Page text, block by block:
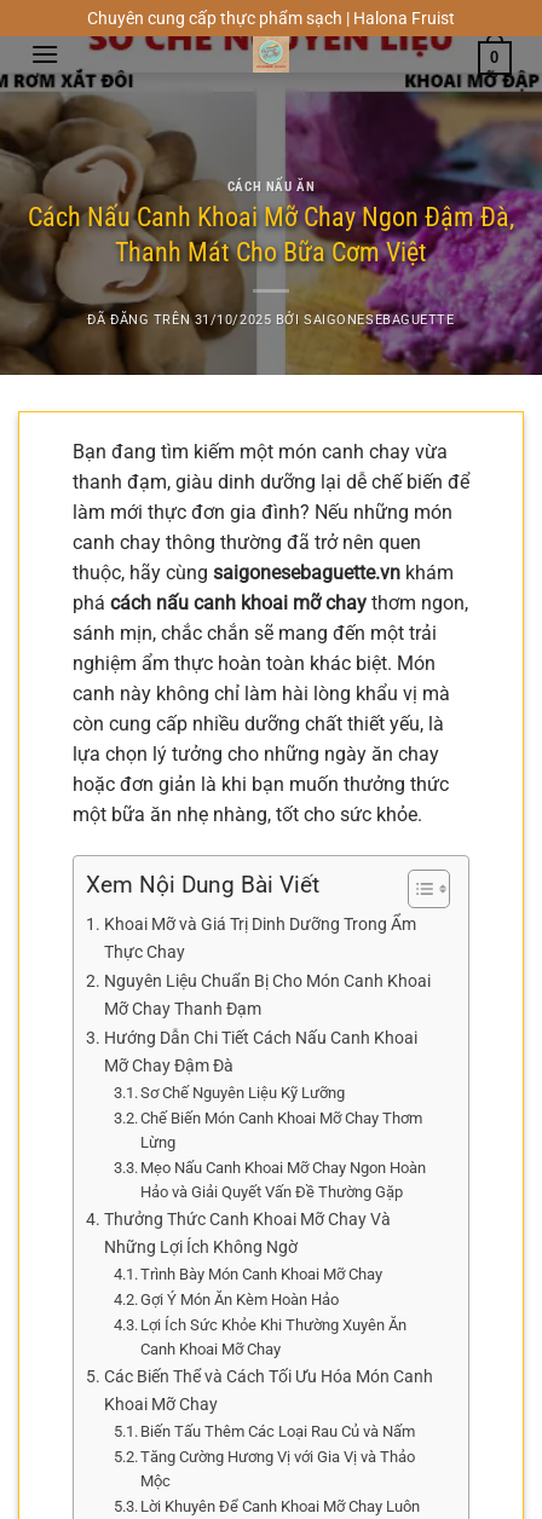
đến
nội
dung
Chuyên cung cấp thực phẩm sạch | Halona Fruist
0
CÁCH NẤU ĂN
Cách Nấu Canh Khoai Mỡ Chay Ngon Đậm Đà,
Thanh Mát Cho Bữa Cơm Việt
ĐÃ ĐĂNG TRÊN31/10/2025 BỞISAIGONESEBAGUETTE
Bạn đang tìm kiếm một món canh chay vừa
thanh đạm, giàu dinh dưỡng lại dễ chế biến để
làm mới thực đơn gia đình? Nếu những món
canh chay thông thường đã trở nên quen
thuộc, hãy cùng saigonesebaguette.vn khám
phá cách nấu canh khoai mỡ chay thơm ngon,
sánh mịn, chắc chắn sẽ mang đến một trải
nghiệm ẩm thực hoàn toàn khác biệt. Món
canh này không chỉ làm hài lòng khẩu vị mà
còn cung cấp nhiều dưỡng chất thiết yếu, là
lựa chọn lý tưởng cho những ngày ăn chay
hoặc đơn giản là khi bạn muốn thưởng thức
một bữa ăn nhẹ nhàng, tốt cho sức khỏe.
Xem Nội Dung Bài Viết
Khoai Mỡ và Giá Trị Dinh Dưỡng Trong Ẩm
Thực Chay
Nguyên Liệu Chuẩn Bị Cho Món Canh Khoai
Mỡ Chay Thanh Đạm
Hướng Dẫn Chi Tiết Cách Nấu Canh Khoai
Mỡ Chay Đậm Đà
Sơ Chế Nguyên Liệu Kỹ Lưỡng
Chế Biến Món Canh Khoai Mỡ Chay Thơm
Lừng
Mẹo Nấu Canh Khoai Mỡ Chay Ngon Hoàn
Hảo và Giải Quyết Vấn Đề Thường Gặp
Thưởng Thức Canh Khoai Mỡ Chay Và
Những Lợi Ích Không Ngờ
Trình Bày Món Canh Khoai Mỡ Chay
Gợi Ý Món Ăn Kèm Hoàn Hảo
Lợi Ích Sức Khỏe Khi Thường Xuyên Ăn
Canh Khoai Mỡ Chay
Các Biến Thể và Cách Tối Ưu Hóa Món Canh
Khoai Mỡ Chay
Biến Tấu Thêm Các Loại Rau Củ và Nấm
Tăng Cường Hương Vị với Gia Vị và Thảo
Mộc
Lời Khuyên Để Canh Khoai Mỡ Chay Luôn